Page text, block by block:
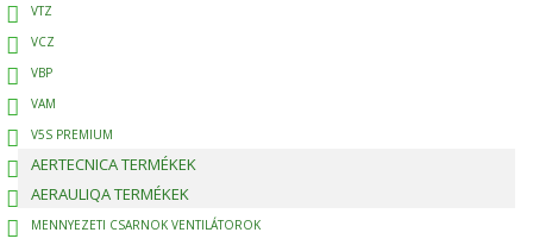
VTZ
VCZ
VBP
VAM
V5S PREMIUM
AERTECNICA TERMÉKEK
AERAULIQA TERMÉKEK
MENNYEZETI CSARNOK VENTILÁTOROK